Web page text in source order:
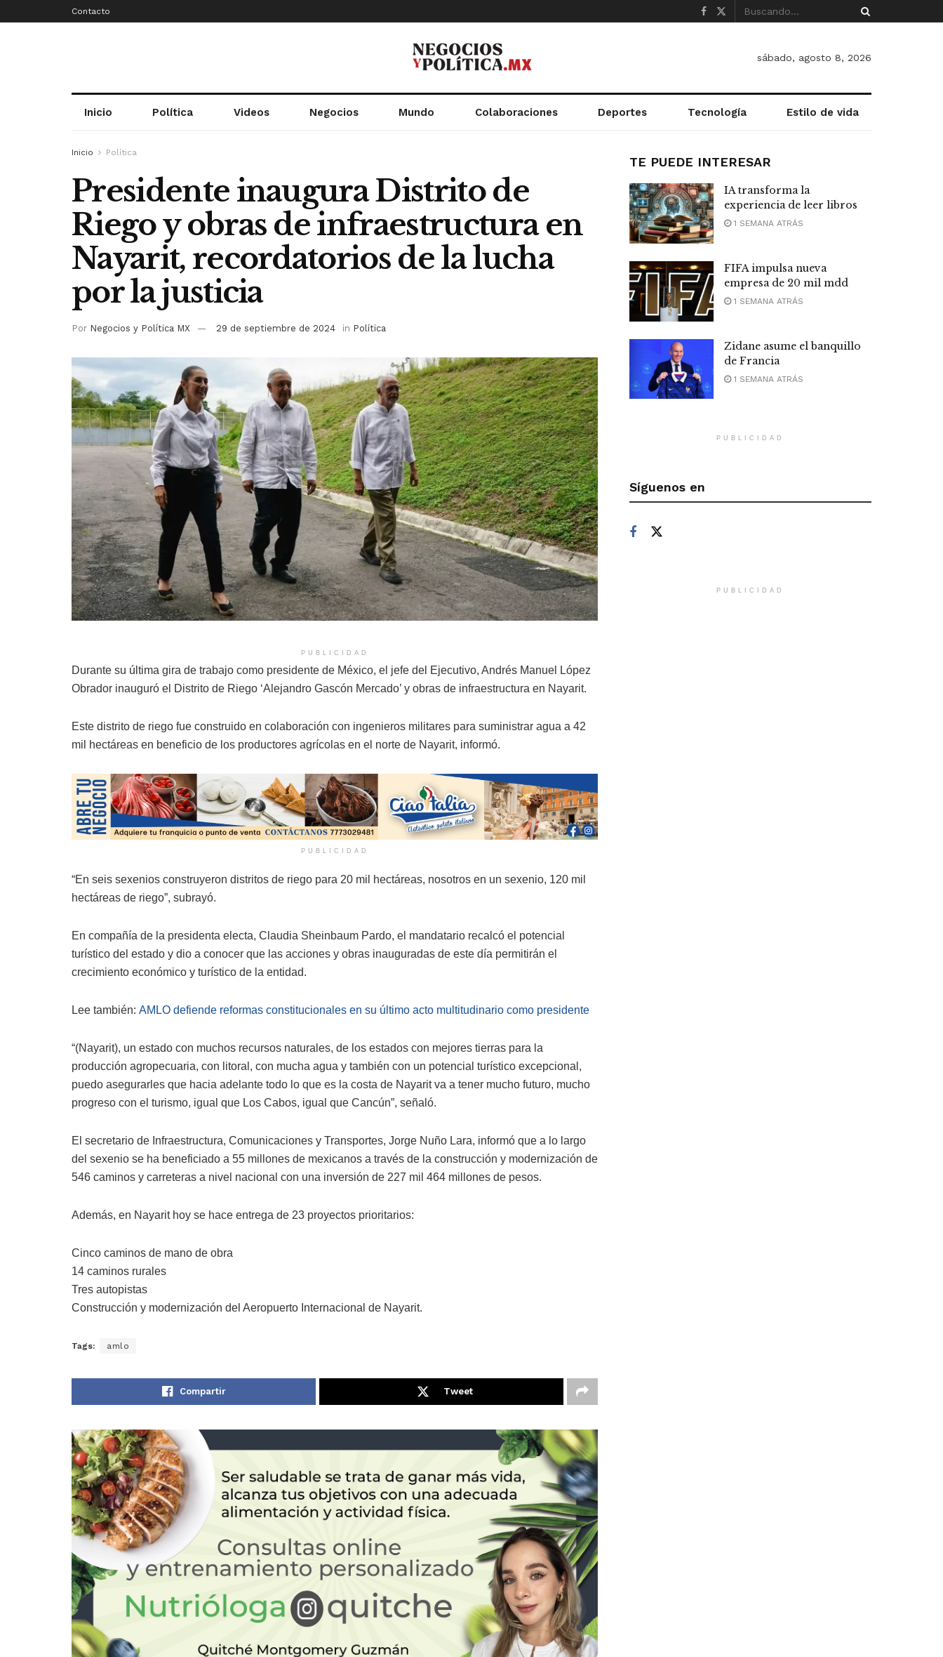
Contacto
sábado, agosto 8, 2026
Inicio Política Videos Negocios Mundo Colaboraciones Deportes Tecnología Estilo de vida
Inicio Política
Presidente inaugura Distrito de
Riego y obras de infraestructura en
Nayarit, recordatorios de la lucha
por la justicia
Por Negocios y Política MX 29 de septiembre de 2024 in Política
PUBLICIDAD
Durante su última gira de trabajo como presidente de México, el jefe del Ejecutivo, Andrés Manuel López
Obrador inauguró el Distrito de Riego ‘Alejandro Gascón Mercado’ y obras de infraestructura en Nayarit.
Este distrito de riego fue construido en colaboración con ingenieros militares para suministrar agua a 42
mil hectáreas en beneficio de los productores agrícolas en el norte de Nayarit, informó.
PUBLICIDAD
“En seis sexenios construyeron distritos de riego para 20 mil hectáreas, nosotros en un sexenio, 120 mil
hectáreas de riego”, subrayó.
En compañía de la presidenta electa, Claudia Sheinbaum Pardo, el mandatario recalcó el potencial
turístico del estado y dio a conocer que las acciones y obras inauguradas de este día permitirán el
crecimiento económico y turístico de la entidad.
Lee también: AMLO defiende reformas constitucionales en su último acto multitudinario como presidente
“(Nayarit), un estado con muchos recursos naturales, de los estados con mejores tierras para la
producción agropecuaria, con litoral, con mucha agua y también con un potencial turístico excepcional,
puedo asegurarles que hacia adelante todo lo que es la costa de Nayarit va a tener mucho futuro, mucho
progreso con el turismo, igual que Los Cabos, igual que Cancún”, señaló.
El secretario de Infraestructura, Comunicaciones y Transportes, Jorge Nuño Lara, informó que a lo largo
del sexenio se ha beneficiado a 55 millones de mexicanos a través de la construcción y modernización de
546 caminos y carreteras a nivel nacional con una inversión de 227 mil 464 millones de pesos.
Además, en Nayarit hoy se hace entrega de 23 proyectos prioritarios:
Cinco caminos de mano de obra
14 caminos rurales
Tres autopistas
Construcción y modernización del Aeropuerto Internacional de Nayarit.
Tags: amlo
Compartir Tweet
TE PUEDE INTERESAR
IA transforma la
experiencia de leer libros
1 SEMANA ATRÁS
FIFA impulsa nueva
empresa de 20 mil mdd
1 SEMANA ATRÁS
Zidane asume el banquillo
de Francia
1 SEMANA ATRÁS
PUBLICIDAD
Síguenos en
PUBLICIDAD